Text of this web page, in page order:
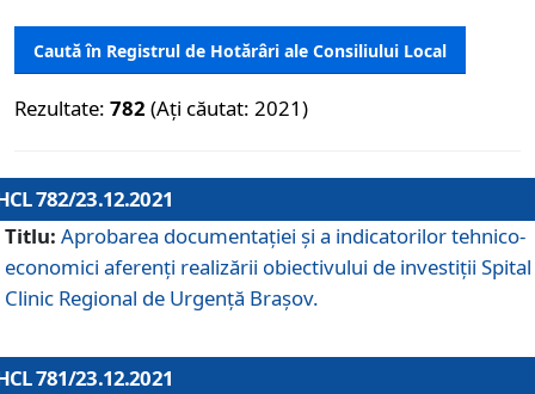
Caută în Registrul de Hotărâri ale Consiliului Local
Rezultate: 782 (Ați căutat: 2021)
782/23.12.2021
Titlu: Aprobarea documentației și a indicatorilor tehnico-
economici aferenți realizării obiectivului de investiții Spital
Clinic Regional de Urgență Brașov.
781/23.12.2021